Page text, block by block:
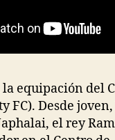
equipación del
FC). Desde
el rey